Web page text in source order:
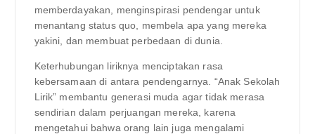
memberdayakan, menginspirasi pendengar untuk
menantang status quo, membela apa yang mereka
yakini, dan membuat perbedaan di dunia.
Keterhubungan liriknya menciptakan rasa
kebersamaan di antara pendengarnya. “Anak Sekolah
Lirik” membantu generasi muda agar tidak merasa
sendirian dalam perjuangan mereka, karena
mengetahui bahwa orang lain juga mengalami